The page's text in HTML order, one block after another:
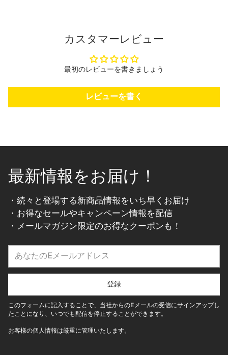
カスタマーレビュー
最初のレビューを書きましょう
レビューを書く
最新情報をお届け！
・続々と登場する新商品情報をいち早くお届け
・お得なセールやキャンペーン情報を配信
・メールマガジン限定のお得なクーポンも！
メ
ー
ア
登録
このフォームに記入することで、当社からのEメールの受信にサインアップし
たことになり、いつでも配信を停止することができます。
お客様の個人情報は厳重に管理いたします。